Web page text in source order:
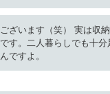
ざいます（笑） 実は収
す。二人暮らしでも十
ですよ。